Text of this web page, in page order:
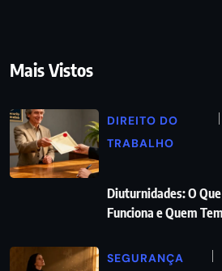
Mais Vistos
DIREITO DO
TRABALHO
Diuturnidades: O
Funciona e Quem
SEGURANÇA